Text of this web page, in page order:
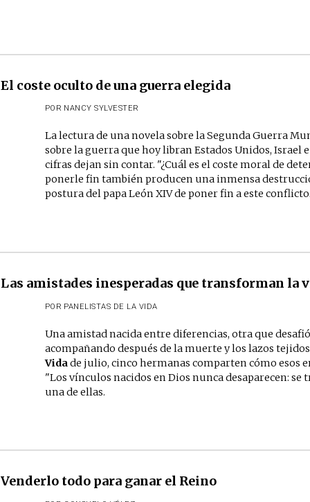
El coste oculto de una guerra elegida
La lectura de una novela sobre la Segunda Guerra
sobre la guerra que hoy libran Estados Unidos, Israel
cifras dejan sin contar. "¿Cuál es el coste moral de
ponerle fin también producen una inmensa
postura del papa León XIV de poner fin a este conflicto.
POR NANCY SYLVESTER
Las amistades inesperadas que transforman la
Una amistad nacida entre diferencias, otra que
acompañando después de la muerte y los lazos
Vidade julio, cinco hermanas comparten cómo esos
"Los vínculos nacidos en Dios nunca desaparecen:
una de ellas.
POR PANELISTAS DE LA VIDA
Venderlo todo para ganar el Reino